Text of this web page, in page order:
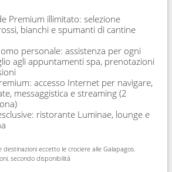
Premium illimitato: selezione
bianchi e spumanti di cantine
personale: assistenza per ogni
agli appuntamenti spa, prenotazioni
accesso Internet per navigare,
messaggistica e streaming (2
ristorante Luminae, lounge e
eccetto le crociere alle Galapagos.
secondo disponibilità